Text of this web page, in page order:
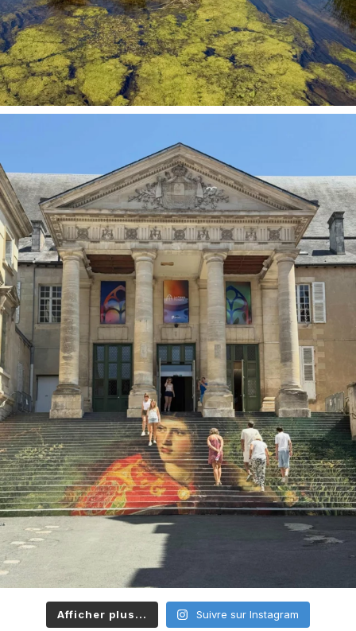
Afficher plus... Suivre sur Instagram